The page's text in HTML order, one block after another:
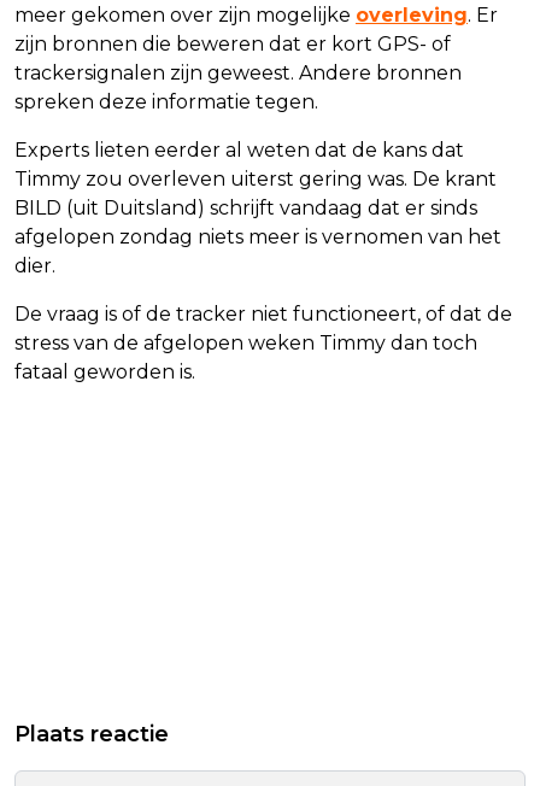
meer gekomen over zijn mogelijke overleving. Er
zijn bronnen die beweren dat er kort GPS- of
trackersignalen zijn geweest. Andere bronnen
spreken deze informatie tegen.
Experts lieten eerder al weten dat de kans dat
Timmy zou overleven uiterst gering was. De krant
BILD (uit Duitsland) schrijft vandaag dat er sinds
afgelopen zondag niets meer is vernomen van het
dier.
De vraag is of de tracker niet functioneert, of dat de
stress van de afgelopen weken Timmy dan toch
fataal geworden is.
Plaats reactie